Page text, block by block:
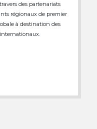
des partenariats
régionaux de premier
à destination des